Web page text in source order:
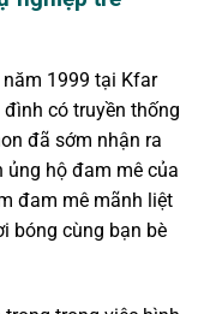
1999 tại Kfar
có truyền thống
đã sớm nhận ra
ủng hộ đam mê của
đam mê mãnh liệt
bóng cùng bạn bè